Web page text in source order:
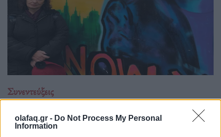
olafaq.gr - Do Not Process My Personal
Information
Συνεντεύξεις
Χίλντα Παπαδημητρίου: «Με ενδιαφέρει η
underground Αθήνα»